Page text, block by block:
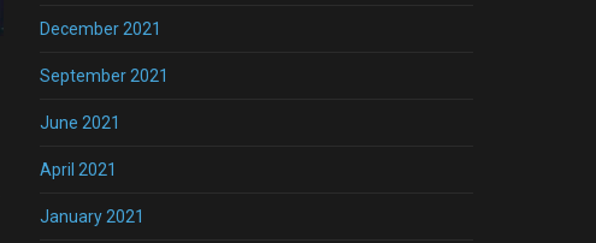
December 2021
September 2021
June 2021
April 2021
January 2021